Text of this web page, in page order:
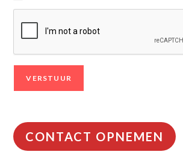
CONTACT OPNEMEN